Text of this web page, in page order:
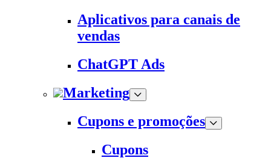
Aplicativos para canais de
vendas
ChatGPT Ads
Marketing
Cupons e promoções
Cupons